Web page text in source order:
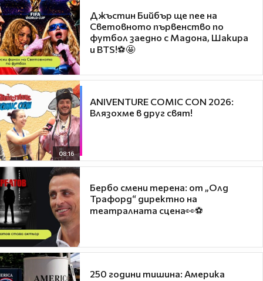
Джъстин Бийбър ще пее на
Световното първенство по
футбол заедно с Мадона, Шакира
и BTS!⚽🤩
08:16
ANIVENTURE COMIC CON 2026:
Влязохме в друг свят!
Бербо смени терена: от „Олд
Трафорд“ директно на
театралната сцена👀⚽
250 години тишина: Америка